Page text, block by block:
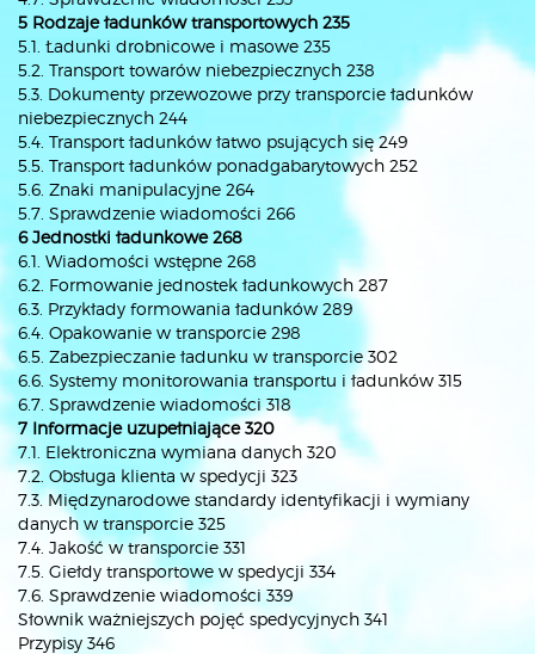
5 Rodzaje ładunków transportowych 235
5.1. Ładunki drobnicowe i masowe 235
5.2. Transport towarów niebezpiecznych 238
5.3. Dokumenty przewozowe przy transporcie ładunków
niebezpiecznych 244
5.4. Transport ładunków łatwo psujących się 249
5.5. Transport ładunków ponadgabarytowych 252
5.6. Znaki manipulacyjne 264
5.7. Sprawdzenie wiadomości 266
6 Jednostki ładunkowe 268
6.1. Wiadomości wstępne 268
6.2. Formowanie jednostek ładunkowych 287
6.3. Przykłady formowania ładunków 289
6.4. Opakowanie w transporcie 298
6.5. Zabezpieczanie ładunku w transporcie 302
6.6. Systemy monitorowania transportu i ładunków 315
6.7. Sprawdzenie wiadomości 318
7 Informacje uzupełniające 320
7.1. Elektroniczna wymiana danych 320
7.2. Obsługa klienta w spedycji 323
7.3. Międzynarodowe standardy identyfikacji i wymiany
danych w transporcie 325
7.4. Jakość w transporcie 331
7.5. Giełdy transportowe w spedycji 334
7.6. Sprawdzenie wiadomości 339
Słownik ważniejszych pojęć spedycyjnych 341
Przypisy 346